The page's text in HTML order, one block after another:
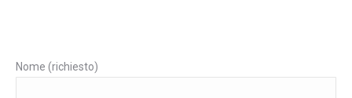
Nome (richiesto)